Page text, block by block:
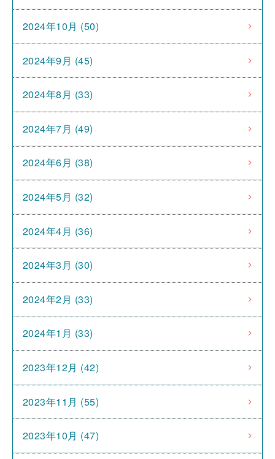
2024年10月 (50)
2024年9月 (45)
2024年8月 (33)
2024年7月 (49)
2024年6月 (38)
2024年5月 (32)
2024年4月 (36)
2024年3月 (30)
2024年2月 (33)
2024年1月 (33)
2023年12月 (42)
2023年11月 (55)
2023年10月 (47)